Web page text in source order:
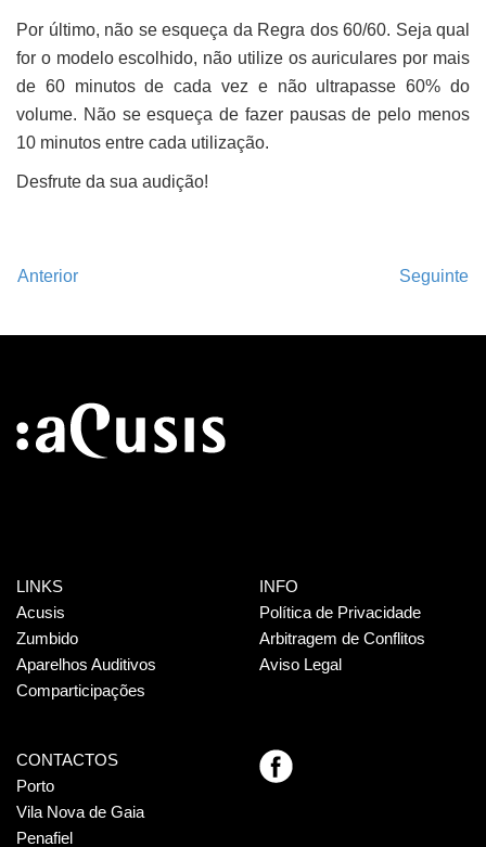
Por último, não se esqueça da Regra dos 60/60. Seja qual
for o modelo escolhido, não utilize os auriculares por mais
de 60 minutos de cada vez e não ultrapasse 60% do
volume. Não se esqueça de fazer pausas de pelo menos
10 minutos entre cada utilização.
Desfrute da sua audição!
Anterior Seguinte
LINKS
Acusis
Zumbido
Aparelhos Auditivos
Comparticipações
INFO
Política de Privacidade
Arbitragem de Conflitos
Aviso Legal
CONTACTOS
Porto
Vila Nova de Gaia
Penafiel